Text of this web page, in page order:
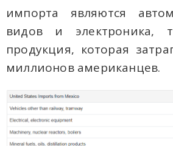
импорта являются
видов и электроника,
продукция, которая
миллионов американцев.